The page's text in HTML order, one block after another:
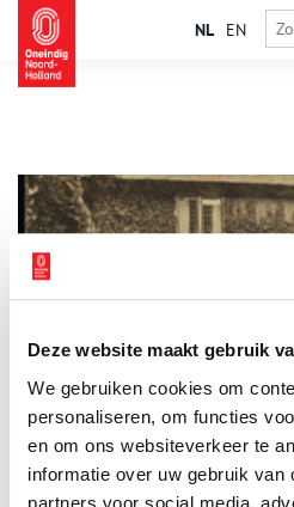
Deze website maakt gebruik
We gebruiken cookies om
personaliseren, om functies
en om ons websiteverkeer te
informatie over uw gebruik van
partners voor social media,
NL EN
Op 4 mei 2023 werden de eerste
onthuld. Op de parkeerplaats van
een plaquette omgeven door 29
stond vroeger pension ´De Hoeve´
Bleekrode en zijn niet-joodse vrouw
Tweede Wereldoorlog boden zij